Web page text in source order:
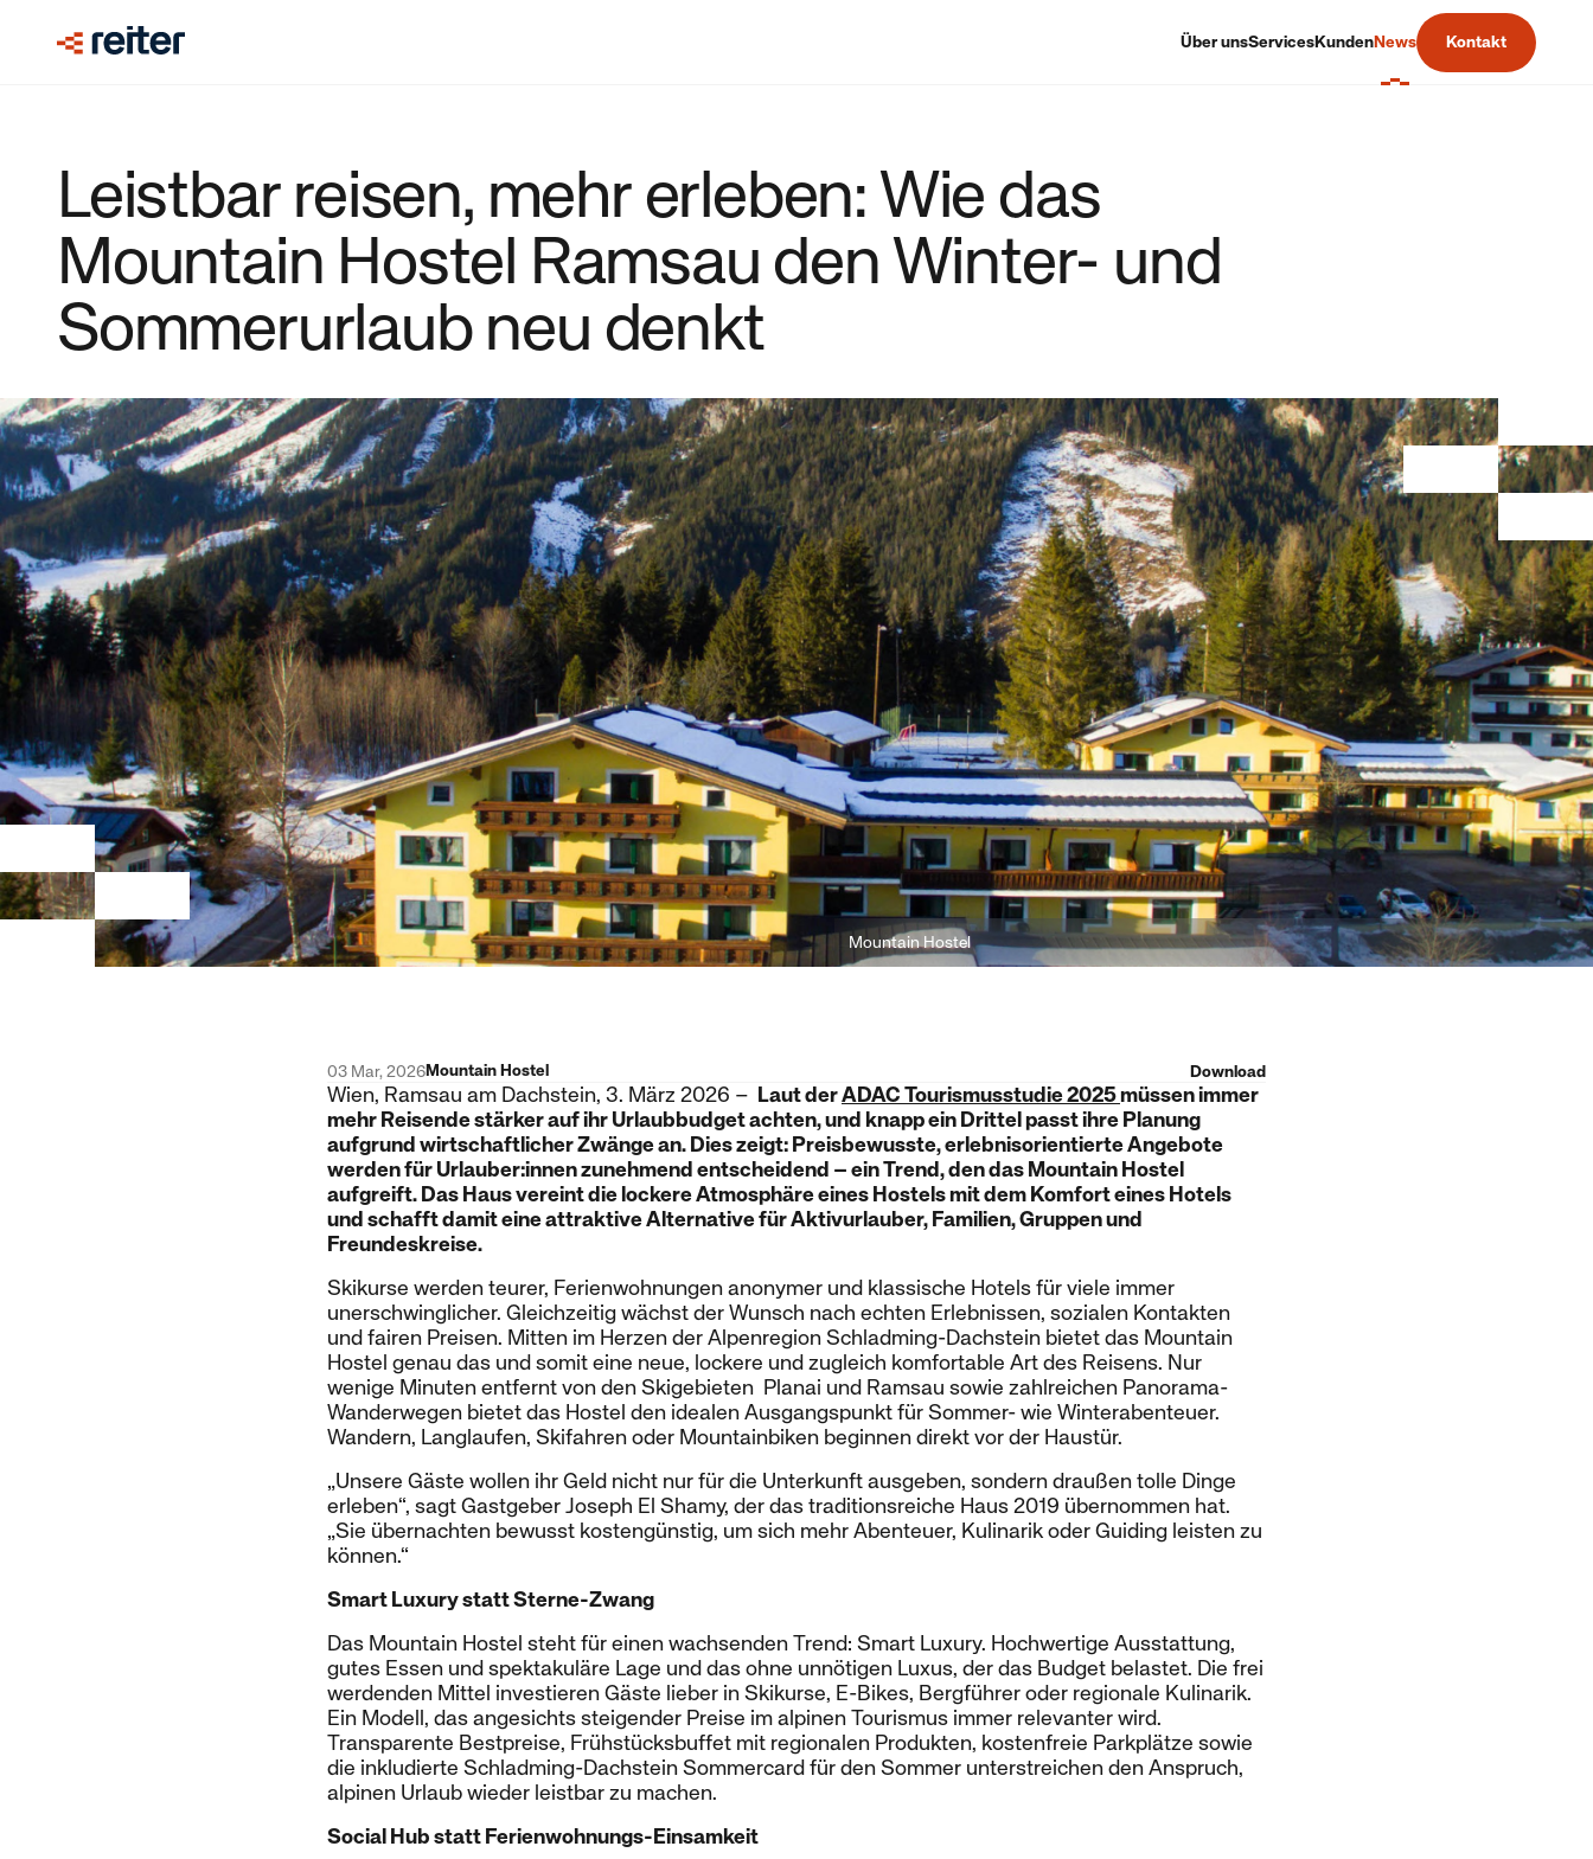
Über unsServicesKundenNews Kontakt
Leistbar reisen, mehr erleben: Wie das
Mountain Hostel Ramsau den Winter- und
Sommerurlaub neu denkt
Mountain Hostel
03 Mar, 2026Mountain Hostel Download
Wien, Ramsau am Dachstein, 3. März 2026 – Laut derADAC Tourismusstudie 2025müssen immer
mehr Reisende stärker auf ihr Urlaubbudget achten, und knapp ein Drittel passt ihre Planung
aufgrund wirtschaftlicher Zwänge an. Dies zeigt: Preisbewusste, erlebnisorientierte Angebote
werden für Urlauber:innen zunehmend entscheidend – ein Trend, den das Mountain Hostel
aufgreift. Das Haus vereint die lockere Atmosphäre eines Hostels mit dem Komfort eines Hotels
und schafft damit eine attraktive Alternative für Aktivurlauber, Familien, Gruppen und
Freundeskreise.
Skikurse werden teurer, Ferienwohnungen anonymer und klassische Hotels für viele immer
unerschwinglicher. Gleichzeitig wächst der Wunsch nach echten Erlebnissen, sozialen Kontakten
und fairen Preisen. Mitten im Herzen der Alpenregion Schladming-Dachstein bietet das Mountain
Hostel genau das und somit eine neue, lockere und zugleich komfortable Art des Reisens. Nur
wenige Minuten entfernt von den Skigebieten Planai und Ramsau sowie zahlreichen Panorama-
Wanderwegen bietet das Hostel den idealen Ausgangspunkt für Sommer- wie Winterabenteuer.
Wandern, Langlaufen, Skifahren oder Mountainbiken beginnen direkt vor der Haustür.
„Unsere Gäste wollen ihr Geld nicht nur für die Unterkunft ausgeben, sondern draußen tolle Dinge
erleben“, sagt Gastgeber Joseph El Shamy, der das traditionsreiche Haus 2019 übernommen hat.
„Sie übernachten bewusst kostengünstig, um sich mehr Abenteuer, Kulinarik oder Guiding leisten zu
können.“
Smart Luxury statt Sterne-Zwang
Das Mountain Hostel steht für einen wachsenden Trend: Smart Luxury. Hochwertige Ausstattung,
gutes Essen und spektakuläre Lage und das ohne unnötigen Luxus, der das Budget belastet. Die frei
werdenden Mittel investieren Gäste lieber in Skikurse, E-Bikes, Bergführer oder regionale Kulinarik.
Ein Modell, das angesichts steigender Preise im alpinen Tourismus immer relevanter wird.
Transparente Bestpreise, Frühstücksbuffet mit regionalen Produkten, kostenfreie Parkplätze sowie
die inkludierte Schladming-Dachstein Sommercard für den Sommer unterstreichen den Anspruch,
alpinen Urlaub wieder leistbar zu machen.
Social Hub statt Ferienwohnungs-Einsamkeit